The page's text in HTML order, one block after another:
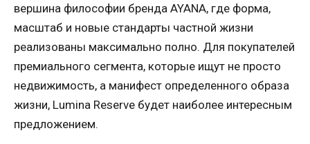
вершина философии бренда AYANA, где форма,
масштаб и новые стандарты частной жизни
реализованы максимально полно. Для покупателей
премиального сегмента, которые ищут не просто
недвижимость, а манифест определенного образа
жизни, Lumina Reserve будет наиболее интересным
предложением.